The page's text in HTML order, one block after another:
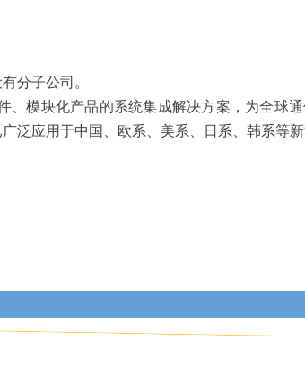
分子公司。
、模块化产品的系统集成解决方案，为全球
泛应用于中国、欧系、美系、日系、韩系等